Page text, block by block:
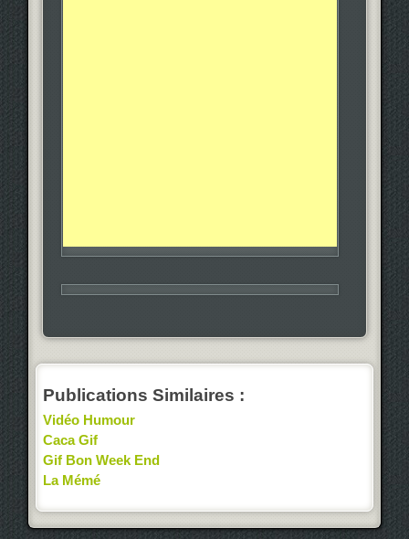
Publications Similaires :
Vidéo Humour
Caca Gif
Gif Bon Week End
La Mémé